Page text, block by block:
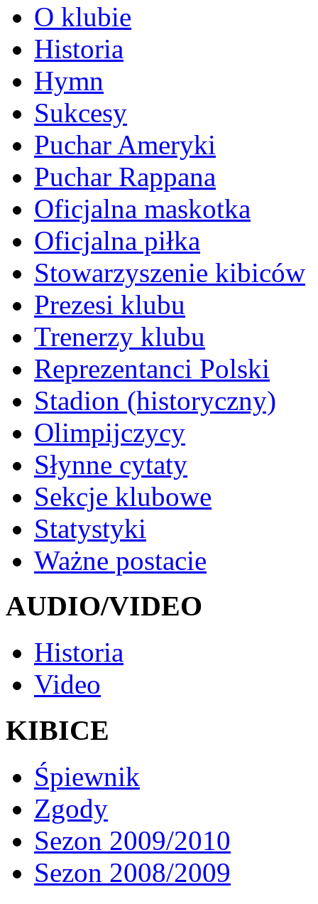
O klubie
Historia
Hymn
Sukcesy
Puchar Ameryki
Puchar Rappana
Oficjalna maskotka
Oficjalna piłka
Stowarzyszenie kibiców
Prezesi klubu
Trenerzy klubu
Reprezentanci Polski
Stadion (historyczny)
Olimpijczycy
Słynne cytaty
Sekcje klubowe
Statystyki
Ważne postacie
AUDIO/VIDEO
Historia
Video
KIBICE
Śpiewnik
Zgody
Sezon 2009/2010
Sezon 2008/2009